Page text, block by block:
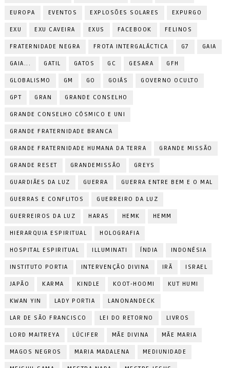
EUROPA EVENTOS EXPLOSÕES SOLARES EXPURGO
EXU EXU CAVEIRA EXUS FACEBOOK FELINOS
FRATERNIDADE NEGRA FROTA INTERGALÁCTICA G7 GAIA
GAIA... GATIL GATOS GC GESARA GFH
GLOBALISMO GM GO GOIÁS GOVERNO OCULTO
GPT GRAN GRANDE CONSELHO
GRANDE CONSELHO CÓSMICO E UNI
GRANDE FRATERNIDADE BRANCA
GRANDE FRATERNIDADE HUMANA DA TERRA GRANDE MISSÃO
GRANDE RESET GRANDEMISSÃO GREYS
GUARDIÃES DA LUZ GUERRA GUERRA ENTRE BEM E O MAL
GUERRAS E CONFLITOS GUERREIRO DA LUZ
GUERREIROS DA LUZ HARAS HEMK HEMM
HIERARQUIA ESPIRITUAL HOLOGRAFIA
HOSPITAL ESPIRITUAL ILLUMINATI ÍNDIA INDONÉSIA
INSTITUTO PORTIA INTERVENÇÃO DIVINA IRÃ ISRAEL
JAPÃO KARMA KINDLE KOOT-HOOMI KUT HUMI
KWAN YIN LADY PORTIA LANONANDECK
LAR DE SÃO FRANCISCO LEI DO RETORNO LIVROS
LORD MAITREYA LÚCIFER MÃE DIVINA MÃE MARIA
MAGOS NEGROS MARIA MADALENA MEDIUNIDADE